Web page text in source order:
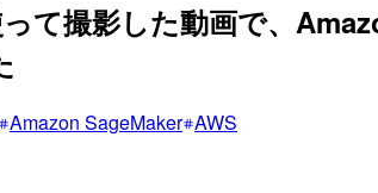
て撮影した動画で、
Amazon SageMaker AWS